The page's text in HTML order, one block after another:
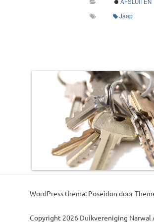
Jaap
WordPress thema: Poseidon door
Copyright 2026 Duikvereniging